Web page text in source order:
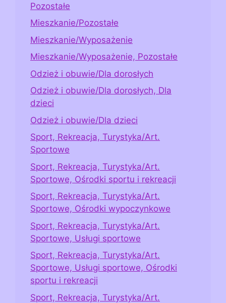
Pozostałe
Mieszkanie/Pozostałe
Mieszkanie/Wyposażenie
Mieszkanie/Wyposażenie, Pozostałe
Odzież i obuwie/Dla dorosłych
Odzież i obuwie/Dla dorosłych, Dla
dzieci
Odzież i obuwie/Dla dzieci
Sport, Rekreacja, Turystyka/Art.
Sportowe
Sport, Rekreacja, Turystyka/Art.
Sportowe, Ośrodki sportu i rekreacji
Sport, Rekreacja, Turystyka/Art.
Sportowe, Ośrodki wypoczynkowe
Sport, Rekreacja, Turystyka/Art.
Sportowe, Usługi sportowe
Sport, Rekreacja, Turystyka/Art.
Sportowe, Usługi sportowe, Ośrodki
sportu i rekreacji
Sport, Rekreacja, Turystyka/Art.